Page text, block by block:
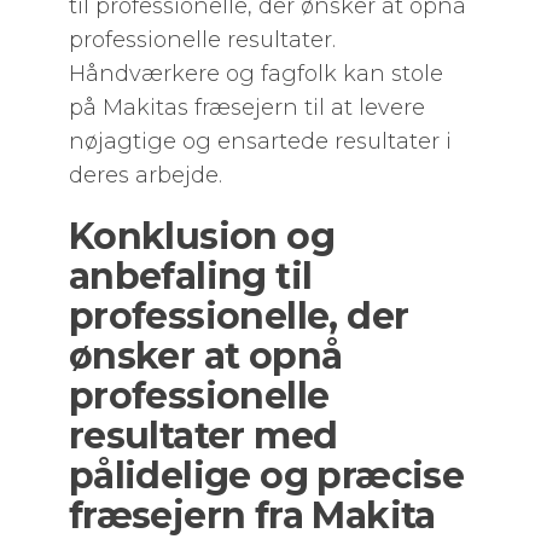
til professionelle, der ønsker at opnå
professionelle resultater.
Håndværkere og fagfolk kan stole
på Makitas fræsejern til at levere
nøjagtige og ensartede resultater i
deres arbejde.
Konklusion og
anbefaling til
professionelle, der
ønsker at opnå
professionelle
resultater med
pålidelige og præcise
fræsejern fra Makita